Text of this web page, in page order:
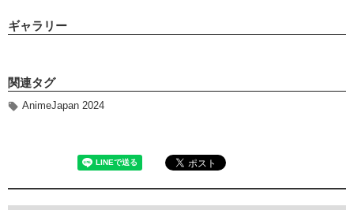
ギャラリー
関連タグ
AnimeJapan 2024